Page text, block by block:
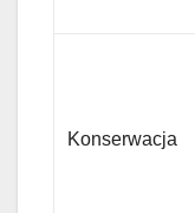
Konserwacja